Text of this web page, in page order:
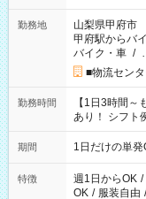
勤務地
山梨県甲府市
甲府駅からバ
バイク・車 /
■物流セン
勤務時間
【1日3時間～
あり！ シフ
▼18:00～
期間 1日だけの単
特徴 週1日からOK /
OK / 服装自由 /